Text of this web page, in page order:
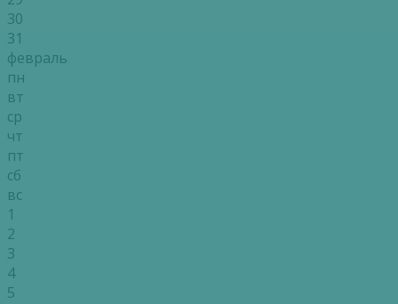
30
31
февраль
пн
вт
ср
чт
пт
сб
вс
1
2
3
4
5